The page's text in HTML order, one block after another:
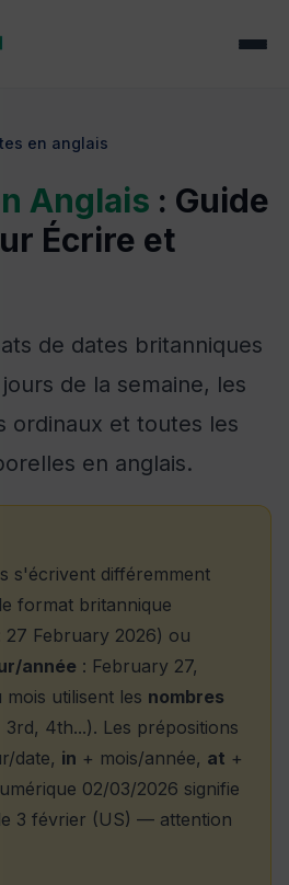
en anglais
Anglais : Guide
Écrire et
de dates britanniques
de la semaine, les
ordinaux et toutes les
en anglais.
s'écrivent différemment
format britannique
27 February 2026) ou
année : February 27,
utilisent les nombres
3rd, 4th...). Les prépositions
date, in + mois/année, at +
02/03/2026 signifie
3 février (US) — attention